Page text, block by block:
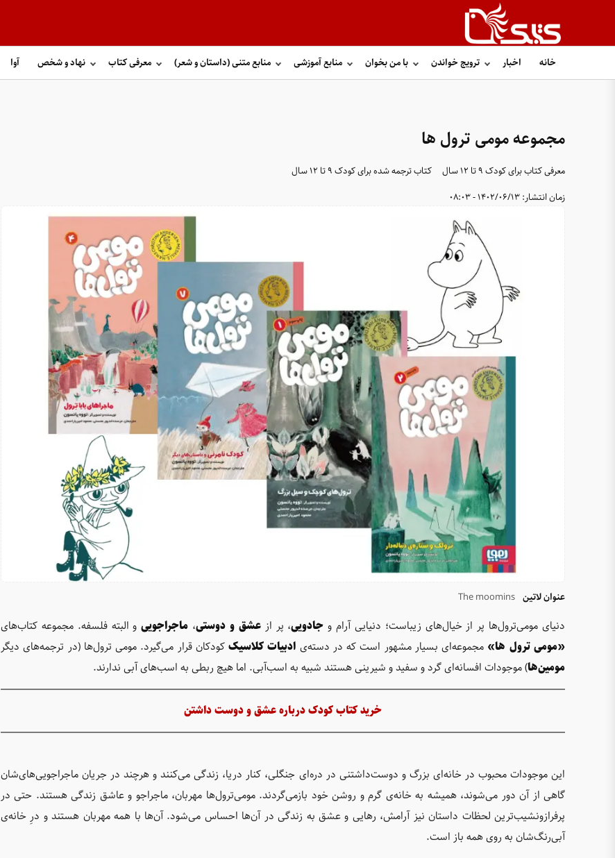
خانه اخبار ترویج خواندن با من بخوان منابع آموزشی منابع متنی (داستان و شعر) معرفی کتاب نهاد و شخص آوا
مجموعه مومی ‌ترول‌ ها
معرفی کتاب برای کودک ۹ تا ۱۲ سال
کتاب ترجمه شده برای کودک ۹ تا ۱۲ سال
زمان انتشار:1402/06/13 - 08:03
عنوان لاتین The moomins
دنیای مومی‌ترول‌ها پر از خیال‌های زیباست؛ دنیایی آرام و جادویی، پر ازعشق و دوستی، ماجراجوییو البته فلسفه. مجموعه کتاب‌های
«مومی ترول ‌ها» مجموعه‌ای بسیار مشهور است که در دسته‌‌ی ادبیات کلاسیککودکان قرار می‌گیرد. مومی ترول‌ها (در ترجمه‌های دیگر
مومین‌ها) موجودات افسانه‌ای گرد و سفید و شیرینی هستند شبیه به اسب‌آبی. اما هیچ ربطی به اسب‌های آبی ندارند.
خرید کتاب کودک درباره عشق و دوست داشتن
این موجودات محبوب در خانه‌ای بزرگ و دوست‌داشتنی در دره‌ای جنگلی، کنار دریا، زندگی می‌کنند و هرچند در جریان ماجراجویی‌های‌شان
گاهی از آن دور می‌شوند، همیشه به خانه‎‌ی گرم و روشن خود بازمی‌گردند. مومی‌ترول‌ها مهربان، ماجراجو و عاشق زندگی هستند. حتی در
پرفرازونشیب‌ترین لحظات داستان نیز آرامش، رهایی و عشق به زندگی در آن‌ها احساس می‌شود. آن‌ها با همه مهربان هستند و درِ خانه‌ی
آبی‌رنگ‌شان به روی همه باز است.